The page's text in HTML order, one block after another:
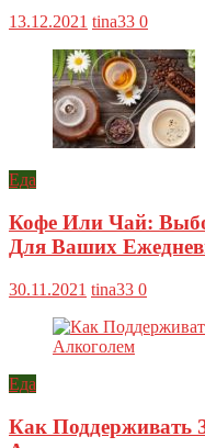
13.12.2021 tina33 0
Еда
Кофе Или Чай:
Для Ваших
30.11.2021 tina33 0
Еда
Как Поддерживать